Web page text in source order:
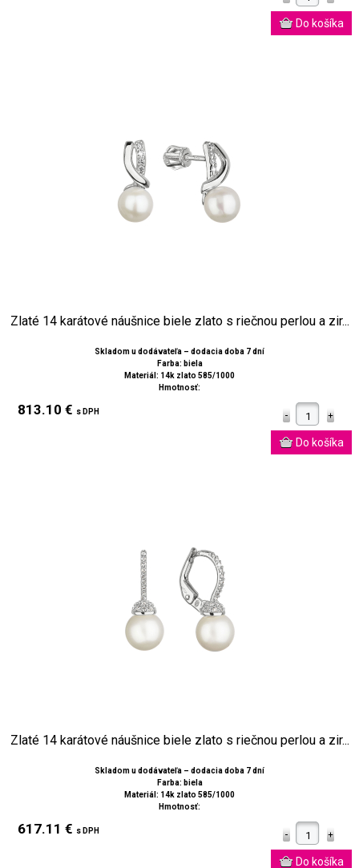
Zlaté 14 karátové náušnice biele zlato s riečnou perlou a zir...
Skladom u dodávateľa – dodacia doba 7 dní
Farba: biela
Materiál: 14k zlato 585/1000
Hmotnosť:
813.10 € s DPH
Zlaté 14 karátové náušnice biele zlato s riečnou perlou a zir...
Skladom u dodávateľa – dodacia doba 7 dní
Farba: biela
Materiál: 14k zlato 585/1000
Hmotnosť:
617.11 € s DPH